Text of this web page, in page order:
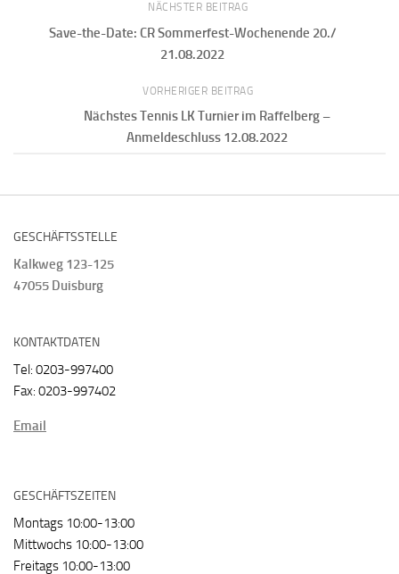
NÄCHSTER BEITRAG
Save-the-Date: CR Sommerfest-Wochenende 20./
21.08.2022
VORHERIGER BEITRAG
Nächstes Tennis LK Turnier im Raffelberg –
Anmeldeschluss 12.08.2022
GESCHÄFTSSTELLE
Kalkweg 123-125
47055 Duisburg
KONTAKTDATEN
Tel: 0203-997400
Fax: 0203-997402
Email
GESCHÄFTSZEITEN
Montags 10:00-13:00
Mittwochs 10:00-13:00
Freitags 10:00-13:00